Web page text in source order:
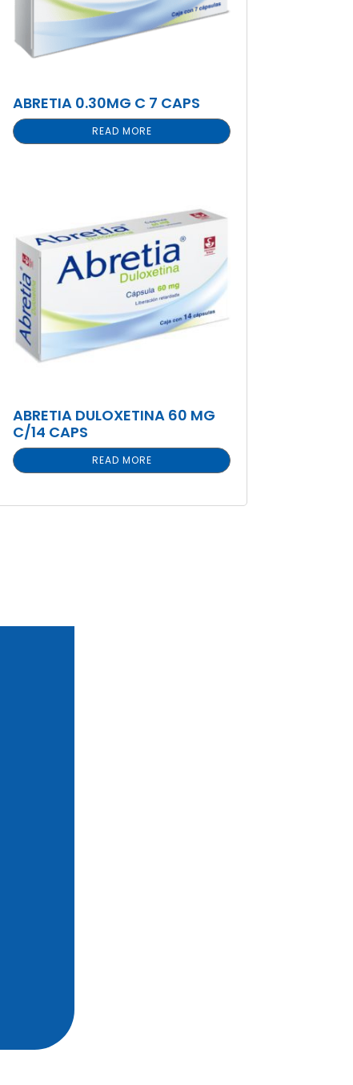
ABRETIA 0.30MG C 7 CAPS
READ MORE
ABRETIA DULOXETINA 60 MG
C/14 CAPS
READ MORE